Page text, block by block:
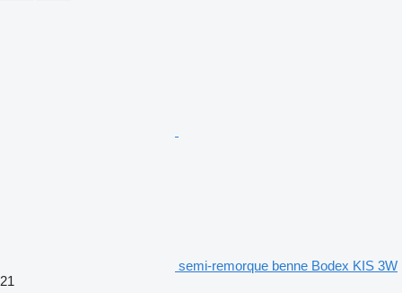
semi-remorque benne Bodex KIS 3W
21